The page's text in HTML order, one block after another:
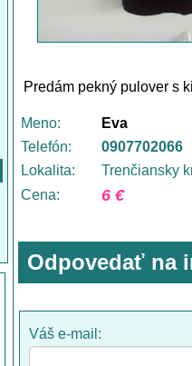
Predám pekný pulover s
Meno:
Eva
Telefón:
0907702066
Lokalita:
Trenčiansky
Cena:
6 €
Odpovedať na
Váš e-mail: